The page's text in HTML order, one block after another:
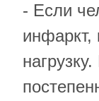
- Если
инфаркт,